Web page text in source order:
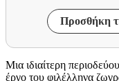
Προσθήκη
Μια ιδιαίτερη
έργο του φιλέλληνα